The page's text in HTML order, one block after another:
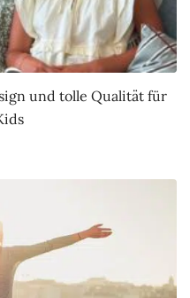
und tolle Qualität für